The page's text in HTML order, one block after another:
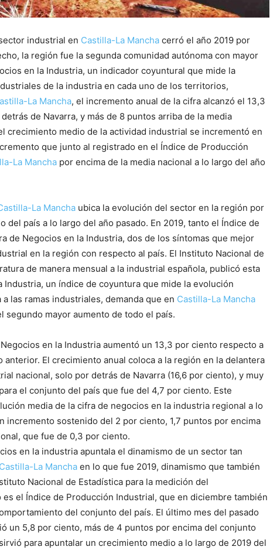
industrial en Castilla-La Mancha cerró el año 2019 por
la región fue la segunda comunidad autónoma con mayor
en la Industria, un indicador coyuntural que mide la
de la industria en cada uno de los territorios,
La Mancha, el incremento anual de la cifra alcanzó el 13,3
de Navarra, y más de 8 puntos arriba de la media
crecimiento medio de la actividad industrial se incrementó en
que junto al registrado en el Índice de Producción
La Mancha por encima de la media nacional a lo largo del año
La Mancha ubica la evolución del sector en la región por
del país a lo largo del año pasado. En 2019, tanto el Índice de
de Negocios en la Industria, dos de los síntomas que mejor
en la región con respecto al país. El Instituto Nacional de
de manera mensual a la industrial española, publicó esta
Industria, un índice de coyuntura que mide la evolución
las ramas industriales, demanda que en Castilla-La Mancha
mayor aumento de todo el país.
en la Industria aumentó un 13,3 por ciento respecto a
El crecimiento anual coloca a la región en la delantera
nacional, solo por detrás de Navarra (16,6 por ciento), y muy
el conjunto del país que fue del 4,7 por ciento. Este
media de la cifra de negocios en la industria regional a lo
incremento sostenido del 2 por ciento, 1,7 puntos por encima
que fue de 0,3 por ciento.
en la industria apuntala el dinamismo de un sector tan
Castilla-La Mancha en lo que fue 2019, dinamismo que también
Nacional de Estadística para la medición del
el Índice de Producción Industrial, que en diciembre también
del conjunto del país. El último mes del pasado
un 5,8 por ciento, más de 4 puntos por encima del conjunto
para apuntalar un crecimiento medio a lo largo de 2019 del